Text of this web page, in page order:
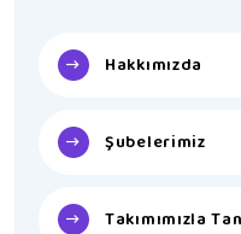
Hakkımızda
Şubelerimiz
Takımımızla